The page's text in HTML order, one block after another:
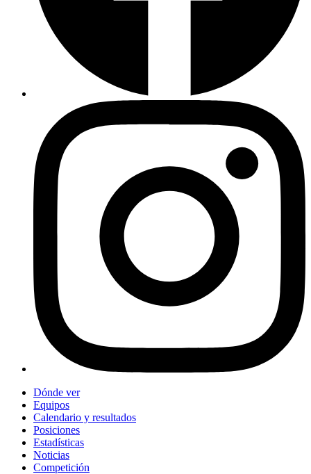
Dónde ver
Equipos
Calendario y resultados
Posiciones
Estadísticas
Noticias
Competición